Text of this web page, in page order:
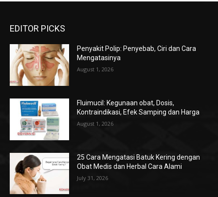
EDITOR PICKS
Penyakit Polip: Penyebab, Ciri dan Cara
Mengatasinya
August 1, 2026
Fluimucil: Kegunaan obat, Dosis,
Kontraindikasi, Efek Samping dan Harga
August 1, 2026
25 Cara Mengatasi Batuk Kering dengan
Obat Medis dan Herbal Cara Alami
July 31, 2026